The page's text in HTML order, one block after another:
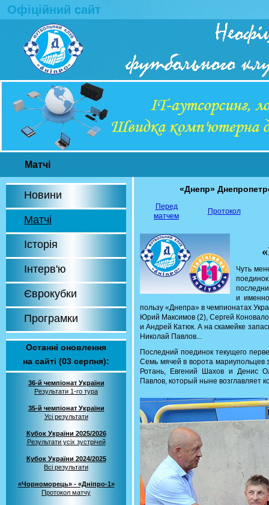
Офіційний сайт
Матчі
Новини
Матчі
Історія
Інтерв'ю
Єврокубки
Програмки
Останні оновлення
на сайті (03 серпня):
36-й чемпіонат України
Результати 1-го тура
35-й чемпіонат України
Усі результати
Кубок України 2025/2026
Результати усіх зустрічей
Кубок України 2024/2025
Всі результати
«Чорноморець» - «Дніпро-1»
Протокол матчу
«Днепр»
Перед
матчем
Протокол
Чуть
и
пользу «Днепра» в чемпионатах
Юрий Максимов (2), Сергей
и Андрей Катюк. А на скамейке
Николай Павлов...
Последний поединок текущего
Семь мячей в ворота мариупольцев
Ротань, Евгений Шахов и Денис
Павлов, который ныне возглавляет